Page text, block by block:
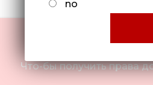
Что-бы получить права
no